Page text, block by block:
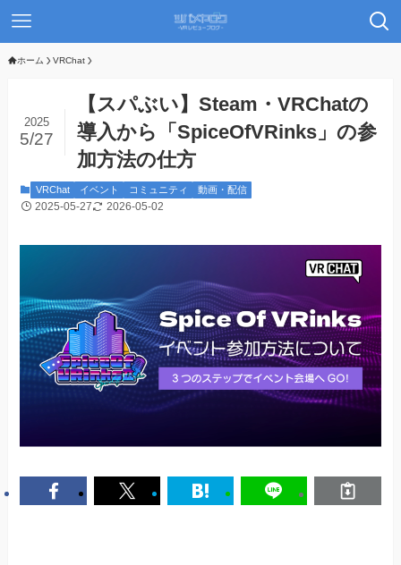
ホーム VRChat
【スパぶい】Steam・VRChatの
導入から「SpiceOfVRinks」の参
加方法の仕方
2025
5/27
VRChat イベント コミュニティ 動画・配信
2025-05-27 2026-05-02